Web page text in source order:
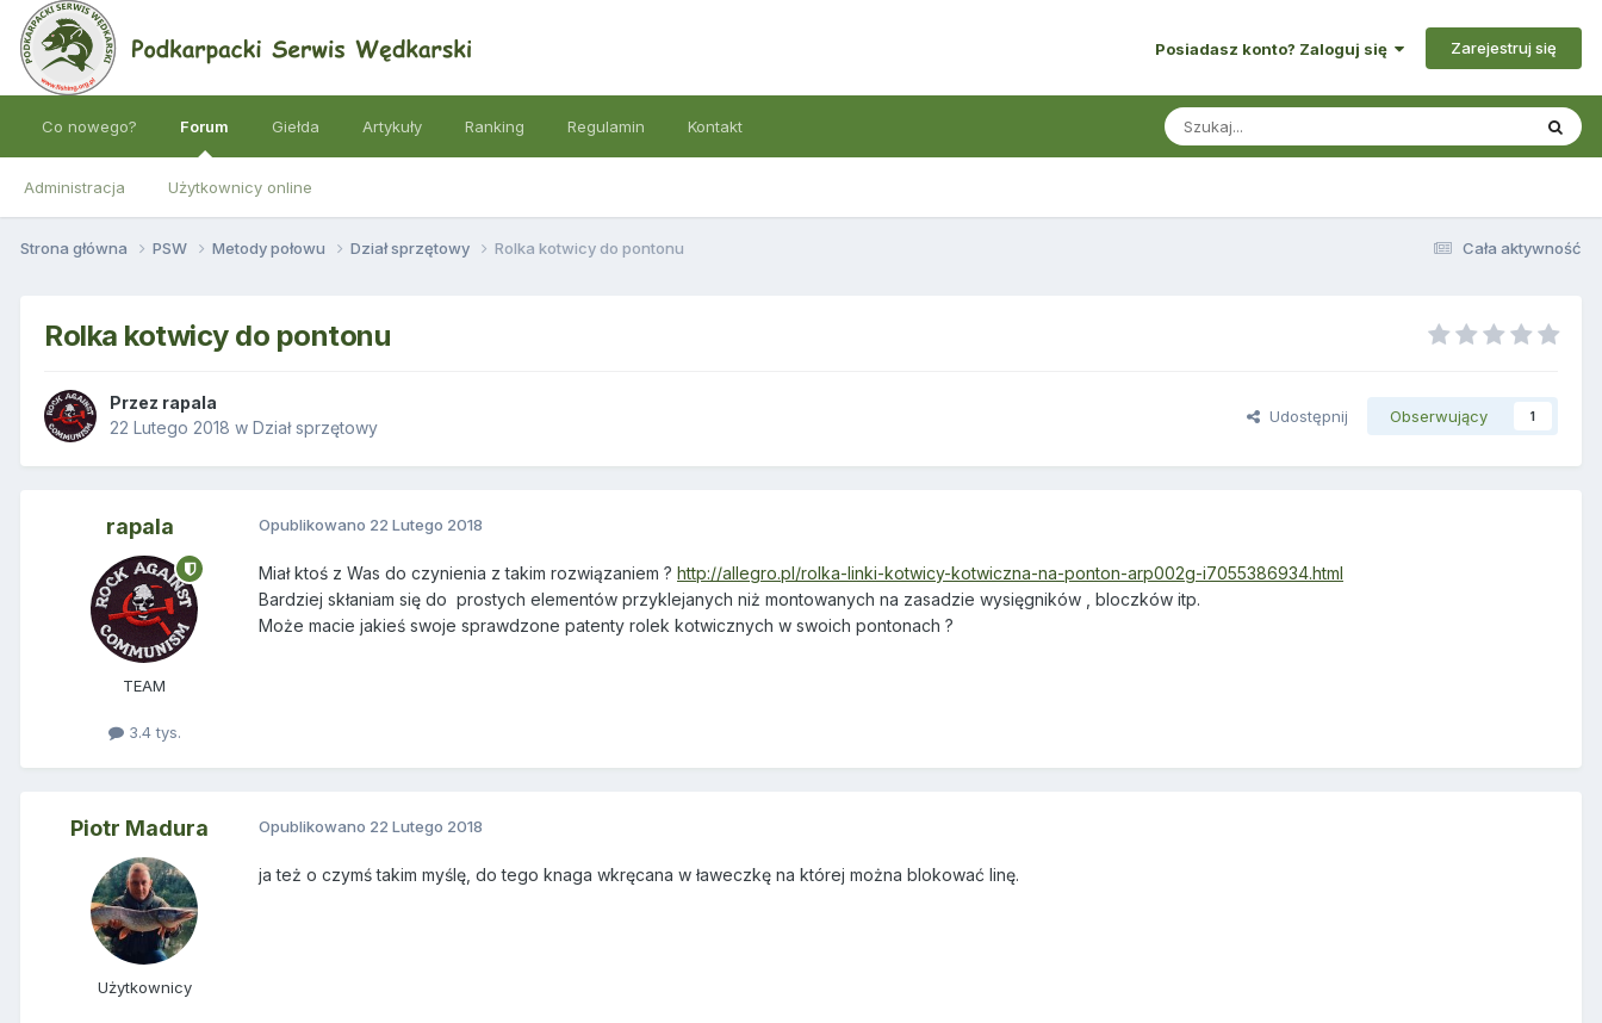
Posiadasz konto? Zaloguj się Zarejestruj się
Co nowego? Forum
Administracja Użytkownicy online
Giełda Artykuły Ranking Regulamin Kontakt
Cała aktywność
Strona główna PSW Metody połowu Dział sprzętowy Rolka kotwicy do pontonu
Rolka kotwicy do pontonu
Przez rapala
22 Lutego 2018 w Dział sprzętowy
Udostępnij Obserwujący 1
rapala
TEAM
3.4 tys.
Opublikowano 22 Lutego 2018
Miał ktoś z Was do czynienia z takim rozwiązaniem ? http://allegro.pl/rolka-linki-kotwicy-kotwiczna-na-ponton-arp002g-i7055386934.html
Bardziej skłaniam się do prostych elementów przyklejanych niż montowanych na zasadzie wysięgników , bloczków itp.
Może macie jakieś swoje sprawdzone patenty rolek kotwicznych w swoich pontonach ?
Piotr Madura
Użytkownicy
Opublikowano 22 Lutego 2018
ja też o czymś takim myślę, do tego knaga wkręcana w ławeczkę na której można blokować linę.